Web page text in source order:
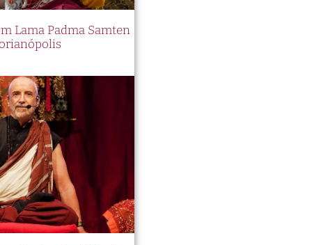
Lama Padma Samten